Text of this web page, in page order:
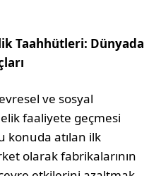
Taahhütleri: Dünyada
ve sosyal
faaliyete geçmesi
konuda atılan ilk
olarak fabrikalarının